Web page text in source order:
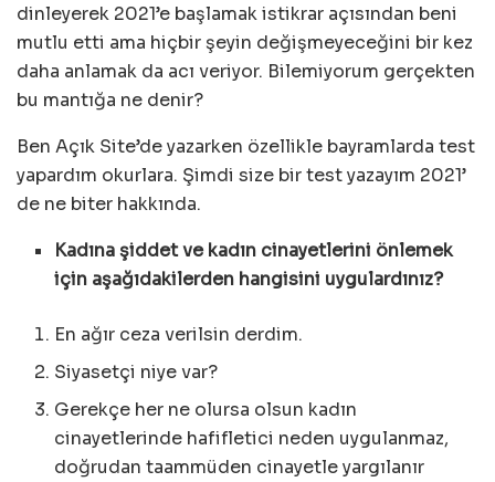
dinleyerek 2021’e başlamak istikrar açısından beni
mutlu etti ama hiçbir şeyin değişmeyeceğini bir kez
daha anlamak da acı veriyor. Bilemiyorum gerçekten
bu mantığa ne denir?
Ben Açık Site’de yazarken özellikle bayramlarda test
yapardım okurlara. Şimdi size bir test yazayım 2021’
de ne biter hakkında.
Kadına şiddet ve kadın cinayetlerini önlemek
için aşağıdakilerden hangisini uygulardınız?
En ağır ceza verilsin derdim.
Siyasetçi niye var?
Gerekçe her ne olursa olsun kadın
cinayetlerinde hafifletici neden uygulanmaz,
doğrudan taammüden cinayetle yargılanır